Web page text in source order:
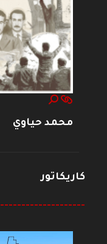
محمد حياوي
كاريكاتور
--------------------